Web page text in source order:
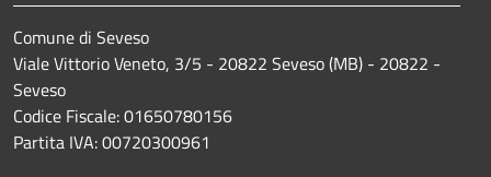
Comune di Seveso
Viale Vittorio Veneto, 3/5 - 20822 Seveso (MB) - 20822 -
Seveso
Codice Fiscale: 01650780156
Partita IVA: 00720300961